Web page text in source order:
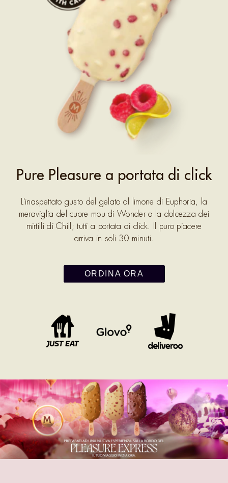
Pure Pleasure a portata di click
L'inaspettato gusto del gelato al limone di Euphoria, la
meraviglia del cuore mou di Wonder o la dolcezza dei
mirtilli di Chill; tutti a portata di click. Il puro piacere
arriva in soli 30 minuti.
ORDINA ORA